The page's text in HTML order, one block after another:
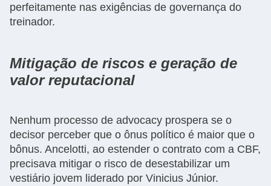
perfeitamente nas exigências de governança do
treinador.
Mitigação de riscos e geração de
valor reputacional
Nenhum processo de advocacy prospera se o
decisor perceber que o ônus político é maior que o
bônus. Ancelotti, ao estender o contrato com a CBF,
precisava mitigar o risco de desestabilizar um
vestiário jovem liderado por Vinicius Júnior.